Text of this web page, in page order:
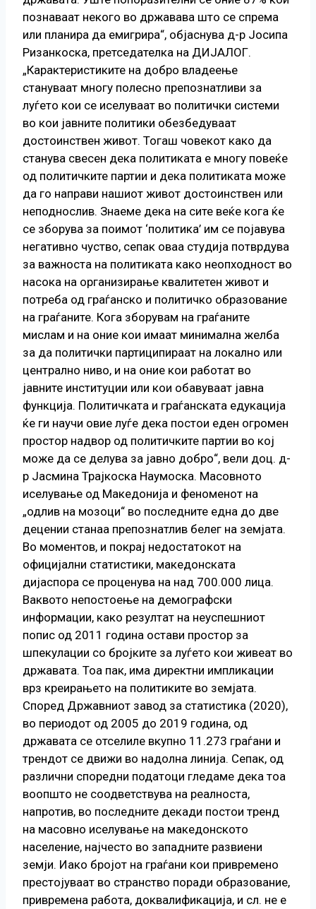
познаваат некого во државава што се спрема
или планира да емигрира“, објаснува д-р Јосипа
Ризанкоска, претседателка на ДИЈАЛОГ.
„Карактеристиките на добро владеење
стануваат многу полесно препознатливи за
луѓето кои се иселуваат во политички системи
во кои јавните политики обезбедуваат
достоинствен живот. Тогаш човекот како да
станува свесен дека политиката е многу повеќе
од политичките партии и дека политиката може
да го направи нашиот живот достоинствен или
неподнослив. Знаеме дека на сите веќе кога ќе
се зборува за поимот ‘политика’ им се појавува
негативно чуство, сепак оваа студија потврдува
за важноста на политиката како неопходност во
насока на организирање квалитетен живот и
потреба од граѓанско и политичко образование
на граѓаните. Кога зборувам на граѓаните
мислам и на оние кои имаат минимална желба
за да политички партиципираат на локално или
централно ниво, и на оние кои работат во
јавните институции или кои обавуваат јавна
функција. Политичката и граѓанската едукација
ќе ги научи овие луѓе дека постои еден огромен
простор надвор од политичките партии во кој
може да се делува за јавно добро“, вели доц. д-
р Јасмина Трајкоска Наумоска. Масовното
иселување од Македонија и феноменот на
„одлив на мозоци“ во последните една до две
децении станаа препознатлив белег на земјата.
Во моментов, и покрај недостатокот на
официјални статистики, македонската
дијаспора се проценува на над 700.000 лица.
Ваквото непостоење на демографски
информации, како резултат на неуспешниот
попис од 2011 година остави простор за
шпекулации со бројките за луѓето кои живеат во
државата. Тоа пак, има директни импликации
врз креирањето на политиките во земјата.
Според Државниот завод за статистика (2020),
во периодот од 2005 до 2019 година, од
државата се отселиле вкупно 11.273 граѓани и
трендот се движи во надолна линија. Сепак, од
различни споредни податоци гледаме дека тоа
воопшто не соодветствува на реалноста,
напротив, во последните декади постои тренд
на масовно иселување на македонското
население, најчесто во западните развиени
земји. Иако бројот на граѓани кои привремено
престојуваат во странство поради образование,
привремена работа, доквалификација, и сл. не е